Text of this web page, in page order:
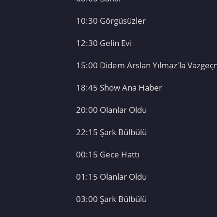
10:30 Görgüsüzler
12:30 Gelin Evi
15:00 Didem Arslan Yılmaz'la
18:45 Show Ana Haber
20:00 Olanlar Oldu
22:15 Şark Bülbülü
00:15 Gece Hattı
01:15 Olanlar Oldu
03:00 Şark Bülbülü